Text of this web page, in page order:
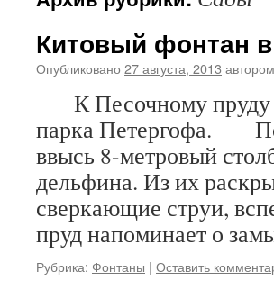
Китовый фонтан
Опубликовано 27 августа, 2013 автором
К Песочному пруду
парка Петергофа.
ввысь 8-метровый
дельфина. Из их
сверкающие струи,
пруд напоминает о
Рубрика: Фонтаны | Оставить